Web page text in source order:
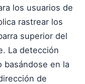
los usuarios de
rastrear los
superior del
La detección
basándose en la
de